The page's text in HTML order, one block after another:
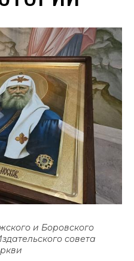
и Боровского
совета